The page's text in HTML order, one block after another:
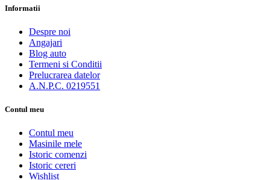
Informatii
Despre noi
Angajari
Blog auto
Termeni si Conditii
Prelucrarea datelor
A.N.P.C. 0219551
Contul meu
Contul meu
Masinile mele
Istoric comenzi
Istoric cereri
Wishlist